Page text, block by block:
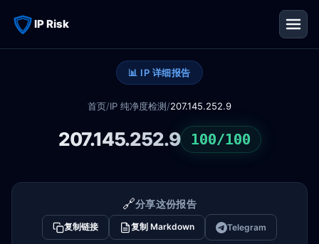
IP Risk
📊 IP 详细报告
首页/IP 纯净度检测/207.145.252.9
207.145.252.9 100/100
🔗分享这份报告
复制链接 复制 Markdown Telegram